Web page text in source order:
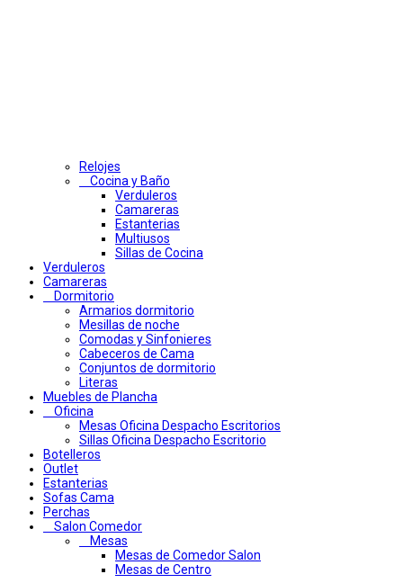
Relojes
Cocina y Baño
Verduleros
Camareras
Estanterias
Multiusos
Sillas de Cocina
Verduleros
Camareras
Dormitorio
Armarios dormitorio
Mesillas de noche
Comodas y Sinfonieres
Cabeceros de Cama
Conjuntos de dormitorio
Literas
Muebles de Plancha
Oficina
Mesas Oficina Despacho Escritorios
Sillas Oficina Despacho Escritorio
Botelleros
Outlet
Estanterias
Sofas Cama
Perchas
Salon Comedor
Mesas
Mesas de Comedor Salon
Mesas de Centro